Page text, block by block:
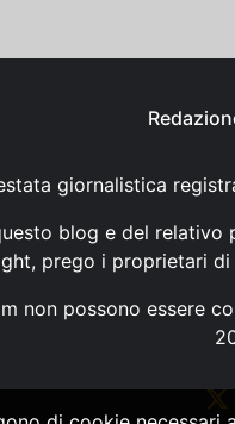
giornalistica
blog e del
prego i proprietari di
non possono essere